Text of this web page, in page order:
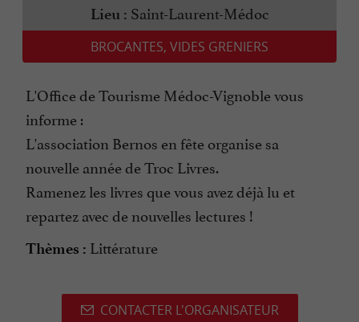
Lieu : Saint-Laurent-Médoc
BROCANTES, VIDES GRENIERS
L'Office de Tourisme Médoc-Vignoble vous
informe :
L'association Bernos en fête organise sa
nouvelle année de Troc Livres.
Ramenez les livres que vous avez déjà lu et
repartez avec de nouvelles lectures !
Thèmes : Littérature
CONTACTER L'ORGANISATEUR